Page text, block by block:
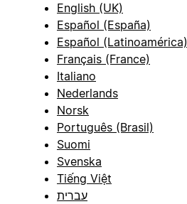
English (UK)
Español (España)
Español (Latinoamérica)
Français (France)
Italiano
Nederlands
Norsk
Português (Brasil)
Suomi
Svenska
Tiếng Việt
עברית